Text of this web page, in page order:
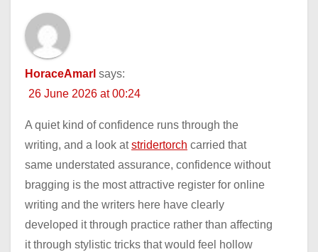
HoraceAmarl says:
26 June 2026 at 00:24
A quiet kind of confidence runs through the
writing, and a look atstridertorch carried that
same understated assurance, confidence without
bragging is the most attractive register for online
writing and the writers here have clearly
developed it through practice rather than affecting
it through stylistic tricks that would feel hollow